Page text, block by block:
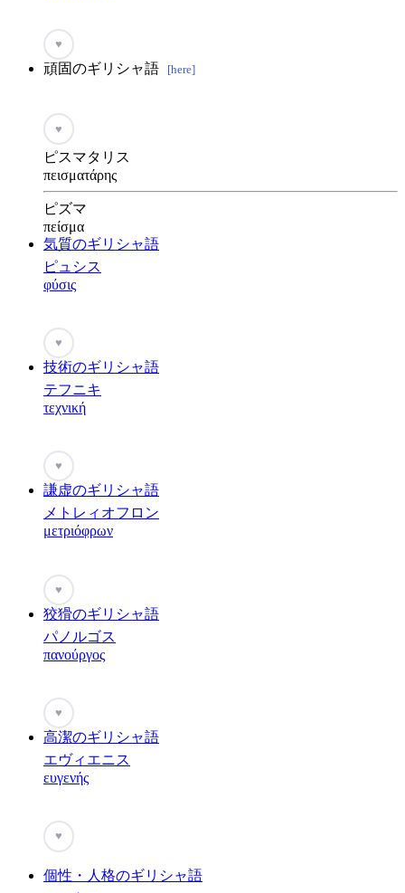
♥
頑固のギリシャ語 [here]
♥
ピスマタリス
πεισματάρης
ピズマ
πείσμα
気質のギリシャ語
ピュシス
φύσις
♥
技術のギリシャ語
テフニキ
τεχνική
♥
謙虚のギリシャ語
メトレィオフロン
μετριόφρων
♥
狡猾のギリシャ語
パノルゴス
πανούργος
♥
高潔のギリシャ語
エヴィエニス
ευγενής
♥
個性・人格のギリシャ語